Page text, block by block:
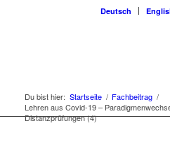
Deutsch
Du bist hier: Startseite / Fachbeitrag /
Lehren aus Covid-19 –
Distanzprüfungen (4)